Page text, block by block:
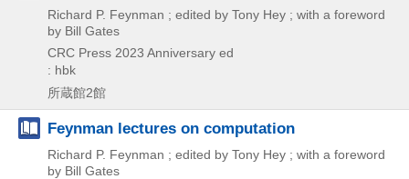
Richard P. Feynman ; edited by Tony Hey ; with a foreword
by Bill Gates
CRC Press 2023 Anniversary ed
: hbk
所蔵館2館
Feynman lectures on computation
Richard P. Feynman ; edited by Tony Hey ; with a foreword
by Bill Gates